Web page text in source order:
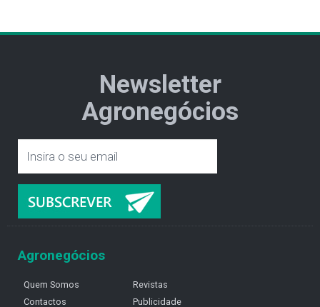
Newsletter
Agronegócios
Agronegócios
Quem Somos
Contactos
Revistas
Publicidade